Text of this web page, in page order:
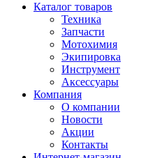
Каталог товаров
Техника
Запчасти
Мотохимия
Экипировка
Инструмент
Аксессуары
Компания
О компании
Новости
Акции
Контакты